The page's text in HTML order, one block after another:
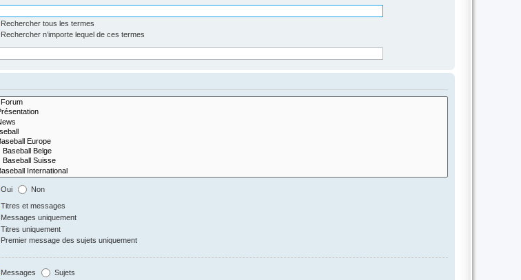
Rechercher tous les termes
Rechercher n’importe lequel de ces termes
Oui Non
Titres et messages
Messages uniquement
Titres uniquement
Premier message des sujets uniquement
Messages Sujets